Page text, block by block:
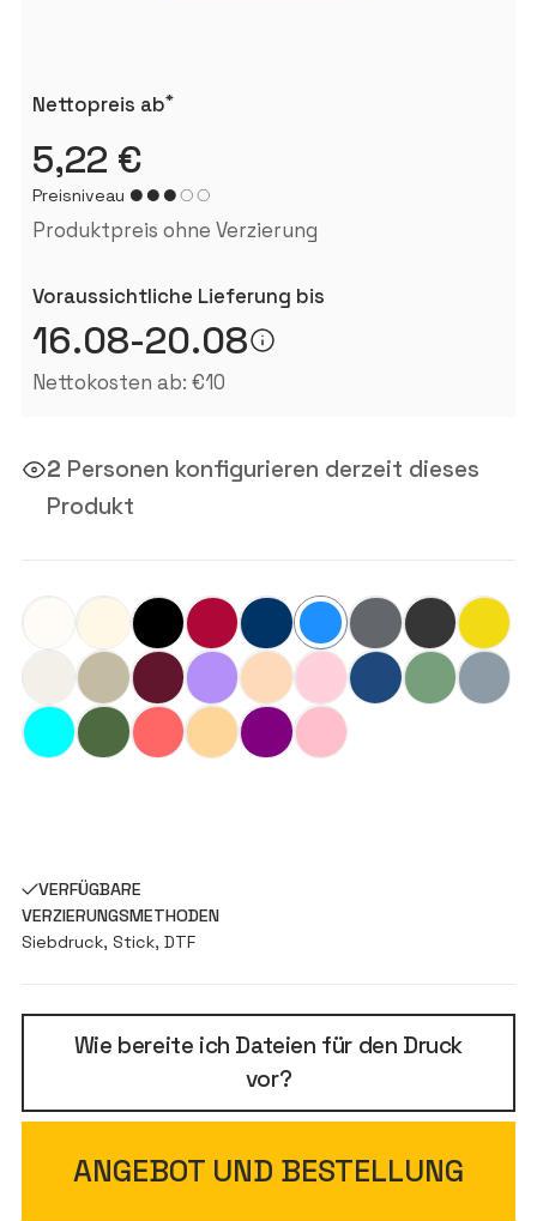
Nettopreis ab*
5,22 €
Preisniveau
Produktpreis ohne Verzierung
Voraussichtliche Lieferung bis
16.08-20.08
Nettokosten ab: €10
2 Personen konfigurieren derzeit dieses
Produkt
VERFÜGBARE
VERZIERUNGSMETHODEN
Siebdruck, Stick, DTF
Wie bereite ich Dateien für den Druck
vor?
ANGEBOT UND BESTELLUNG